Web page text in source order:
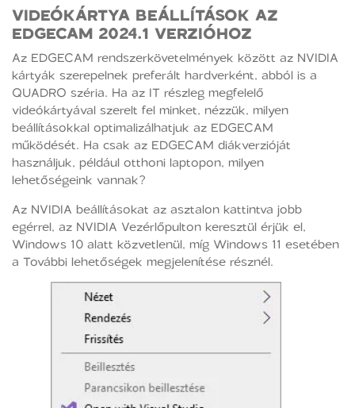
VIDEÓKÁRTYA BEÁLLÍTÁSOK AZ
EDGECAM 2024.1 VERZIÓHOZ
Az EDGECAM rendszerkövetelmények között az NVIDIA
kártyák szerepelnek preferált hardverként, abból is a
QUADRO széria. Ha az IT részleg megfelelő
videókártyával szerelt fel minket, nézzük, milyen
beállításokkal optimalizálhatjuk az EDGECAM
működését. Ha csak az EDGECAM diákverzióját
használjuk, például otthoni laptopon, milyen
lehetőségeink vannak?
Az NVIDIA beállításokat az asztalon kattintva jobb
egérrel, az NVIDIA Vezérlőpulton keresztül érjük el,
Windows 10 alatt közvetlenül, míg Windows 11 esetében
a További lehetőségek megjelenítése résznél.